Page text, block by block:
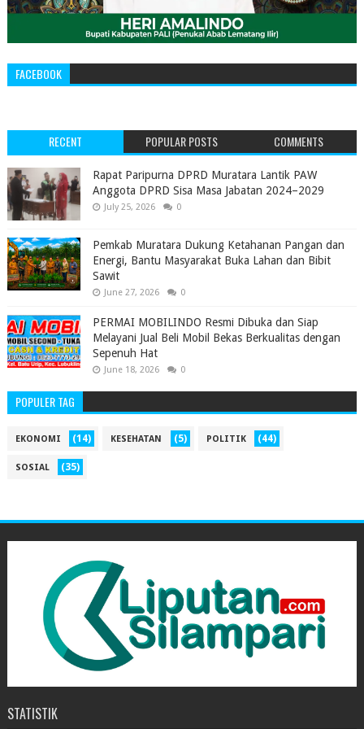
FACEBOOK
RECENT POPULAR POSTS COMMENTS
‎Rapat Paripurna DPRD Muratara Lantik PAW
Anggota DPRD Sisa Masa Jabatan 2024–2029 ‎
July 25, 2026 0
Pemkab Muratara Dukung Ketahanan Pangan dan
Energi, Bantu Masyarakat Buka Lahan dan Bibit
Sawit
June 27, 2026 0
PERMAI MOBILINDO Resmi Dibuka dan Siap
Melayani Jual Beli Mobil Bekas Berkualitas dengan
Sepenuh Hat
June 18, 2026 0
POPULER TAG
EKONOMI (14) KESEHATAN (5) POLITIK (44)
SOSIAL (35)
STATISTIK